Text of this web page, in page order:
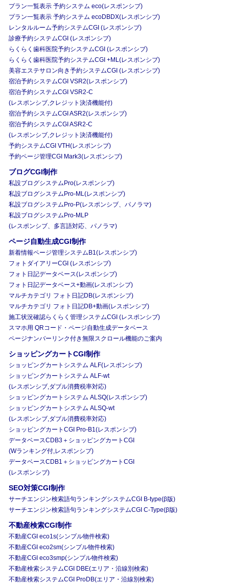
プラン一覧表示 予約システム eco(レスポンシブ)
プラン一覧表示 予約システム ecoDBDX(レスポンシブ)
レンタルルーム予約システムCGI (レスポンシブ)
診療予約システムCGI (レスポンシブ)
らくらく歯科医院予約システムCGI (レスポンシブ)
らくらく歯科医院予約システムCGI +ML(レスポンシブ)
美容エステサロン向き予約システムCGI (レスポンシブ)
宿泊予約システムCGI VSR2(レスポンシブ)
宿泊予約システムCGI VSR2-C
(レスポンシブ,クレジット決済機能付)
宿泊予約システムCGI ASR2(レスポンシブ)
宿泊予約システムCGI ASR2-C
(レスポンシブ,クレジット決済機能付)
予約システムCGI VTH(レスポンシブ)
予約ページ管理CGI Mark3(レスポンシブ)
ブログCGI制作
私設ブログシステムPro(レスポンシブ)
私設ブログシステムPro-ML(レスポンシブ)
私設ブログシステムPro-P(レスポンシブ、パノラマ)
私設ブログシステムPro-MLP
(レスポンシブ、多言語対応、パノラマ)
ページ自動生成CGI制作
新着情報ページ管理システムB1(レスポンシブ)
フォトダイアリーCGI (レスポンシブ)
フォト日記データベース(レスポンシブ)
フォト日記データベース+動画(レスポンシブ)
マルチカテゴリ フォト日記DB(レスポンシブ)
マルチカテゴリ フォト日記DB+動画(レスポンシブ)
施工状況確認らくらく管理システムCGI (レスポンシブ)
スマホ用 QRコード・ページ自動生成データベース
ページナンバーリンク付き無限スクロール機能のご案内
ショッピングカートCGI制作
ショッピングカートシステム ALF(レスポンシブ)
ショッピングカートシステム ALF-wt
(レスポンシブ,ダブル消費税率対応)
ショッピングカートシステム ALSQ(レスポンシブ)
ショッピングカートシステム ALSQ-wt
(レスポンシブ,ダブル消費税率対応)
ショッピングカートCGI Pro-B1(レスポンシブ)
データベースCDB3＋ショッピングカートCGI
(Wランキング付,レスポンシブ)
データベースCDB1＋ショッピングカートCGI
(レスポンシブ)
SEO対策CGI制作
サーチエンジン検索語句ランキングシステムCGI B-type(β版)
サーチエンジン検索語句ランキングシステムCGI C-Type(β版)
不動産検索CGI制作
不動産CGI eco1s(シンプル物件検索)
不動産CGI eco2sm(シンプル物件検索)
不動産CGI eco3smp(シンプル物件検索)
不動産検索システムCGI DBE(エリア・沿線別検索)
不動産検索システムCGI ProDB(エリア・沿線別検索)